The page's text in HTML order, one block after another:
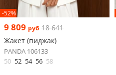
-52%
9 809 руб 18 641
Жакет (пиджак)
PANDA 106133
50 52 54 56 58